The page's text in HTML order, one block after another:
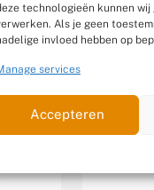
technologieën kunnen wij
Als je geen
invloed hebben op
services
Accepteren